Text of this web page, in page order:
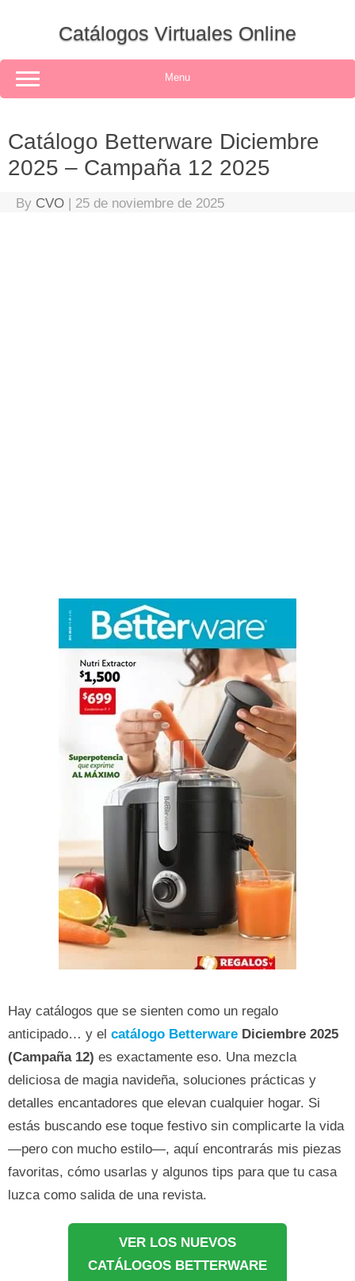
Catálogos Virtuales Online
Menu
Catálogo Betterware Diciembre
2025 – Campaña 12 2025
By CVO | 25 de noviembre de 2025
Hay catálogos que se sienten como un regalo
anticipado… y el catálogo Betterware Diciembre 2025
(Campaña 12) es exactamente eso. Una mezcla
deliciosa de magia navideña, soluciones prácticas y
detalles encantadores que elevan cualquier hogar. Si
estás buscando ese toque festivo sin complicarte la vida
—pero con mucho estilo—, aquí encontrarás mis piezas
favoritas, cómo usarlas y algunos tips para que tu casa
luzca como salida de una revista.
VER LOS NUEVOS
CATÁLOGOS BETTERWARE